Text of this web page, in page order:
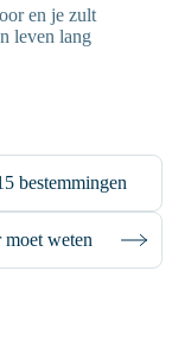
en je zult
leven lang
bestemmingen
weten